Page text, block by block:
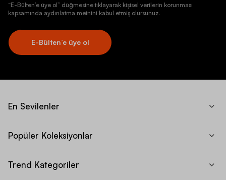
“E-Bülten’e üye ol” düğmesine tıklayarak kişisel verilerin korunması
kapsamında aydınlatma metnini kabul etmiş olursunuz.
E-Bülten’e üye ol
En Sevilenler
Popüler Koleksiyonlar
Trend Kategoriler